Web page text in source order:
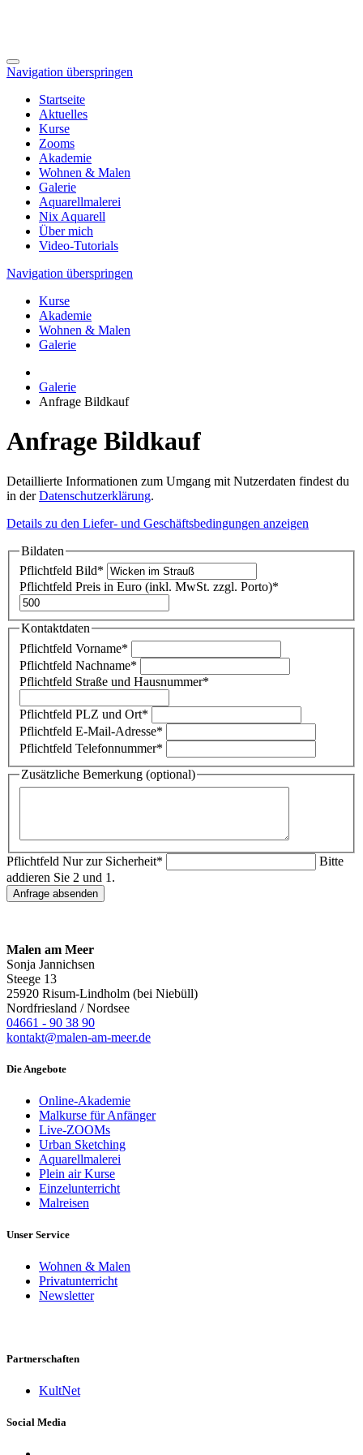
Navigation überspringen
Startseite
Aktuelles
Kurse
Zooms
Akademie
Wohnen & Malen
Galerie
Aquarellmalerei
Nix Aquarell
Über mich
Video-Tutorials
Navigation überspringen
Kurse
Akademie
Wohnen & Malen
Galerie
Galerie
Anfrage Bildkauf
Anfrage Bildkauf
Detaillierte Informationen zum Umgang mit Nutzerdaten findest du
in derDatenschutzerklärung.
Details zu den Liefer- und Geschäftsbedingungen anzeigen
Bildaten
Pflichtfeld Bild*
Pflichtfeld Preis in Euro (inkl. MwSt. zzgl. Porto)*
Kontaktdaten
Pflichtfeld Vorname*
Pflichtfeld Nachname*
Pflichtfeld Straße und Hausnummer*
Pflichtfeld PLZ und Ort*
Pflichtfeld E-Mail-Adresse*
Pflichtfeld Telefonnummer*
Zusätzliche Bemerkung (optional)
Pflichtfeld Nur zur Sicherheit*
Bitte
addieren Sie 2 und 1.
Anfrage absenden
Malen am Meer
Sonja Jannichsen
Steege 13
25920 Risum-Lindholm (bei Niebüll)
Nordfriesland / Nordsee
04661 - 90 38 90
kontakt@malen-am-meer.de
Die Angebote
Online-Akademie
Malkurse für Anfänger
Live-ZOOMs
Urban Sketching
Aquarellmalerei
Plein air Kurse
Einzelunterricht
Malreisen
Unser Service
Wohnen & Malen
Privatunterricht
Newsletter
Partnerschaften
KultNet
Social Media